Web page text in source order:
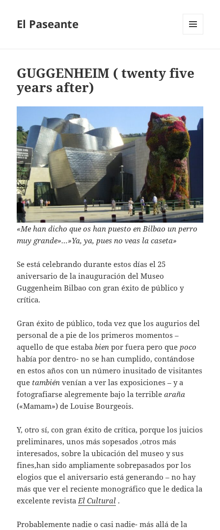
El Paseante
GUGGENHEIM ( twenty five
years after)
«Me han dicho que os han puesto en Bilbao un perro
muy grande»…»Ya, ya, pues no veas la caseta»
Se está celebrando durante estos días el 25
aniversario de la inauguración del Museo
Guggenheim Bilbao con gran éxito de público y
crítica.
Gran éxito de público, toda vez que los augurios del
personal de a pie de los primeros momentos –
aquello de que estaba bien por fuera pero que poco
había por dentro- no se han cumplido, contándose
en estos años con un número inusitado de visitantes
que también venían a ver las exposiciones – y a
fotografiarse alegremente bajo la terriblearaña
(«Mamam») de Louise Bourgeois.
Y, otro sí, con gran éxito de crítica, porque los juicios
preliminares, unos más sopesados ,otros más
interesados, sobre la ubicación del museo y sus
fines,han sido ampliamente sobrepasados por los
elogios que el aniversario está generando – no hay
más que ver el reciente monográfico que le dedica la
excelente revista El Cultural .
Probablemente nadie o casi nadie- más allá de la